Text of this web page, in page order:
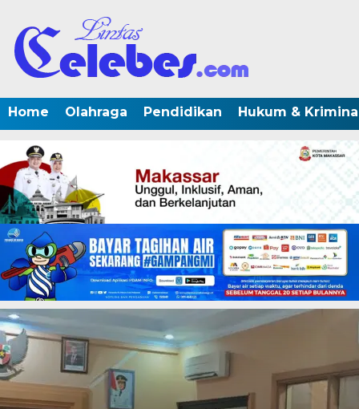
Home Olahraga Pendidikan Hukum &